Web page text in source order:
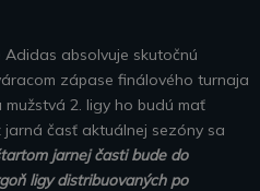
Adidas absolvuje skutočnú
zápase finálového turnaja
2. ligy ho budú mať
časť aktuálnej sezóny sa
jarnej časti bude do
ligy distribuovaných po